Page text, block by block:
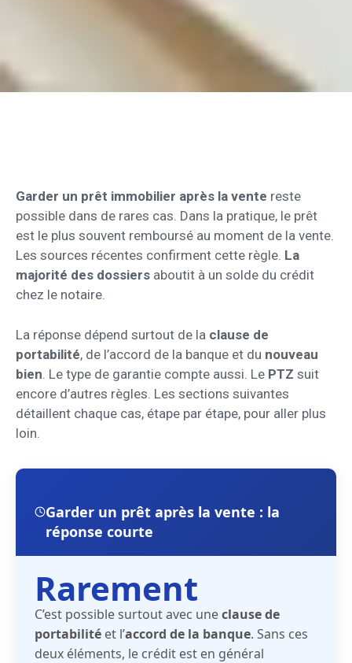
Garder un prêt immobilier après la vente reste
possible dans de rares cas. Dans la pratique, le prêt
est le plus souvent remboursé au moment de la vente.
Les sources récentes confirment cette règle. La
majorité des dossiers aboutit à un solde du crédit
chez le notaire.
La réponse dépend surtout de la clause de
portabilité, de l’accord de la banque et du nouveau
bien . Le type de garantie compte aussi. Le PTZ suit
encore d’autres règles. Les sections suivantes
détaillent chaque cas, étape par étape, pour aller plus
loin.
Garder un prêt après la vente : la
réponse courte
Rarement
C’est possible surtout avec uneclause de
portabilité et l’accord de la banque. Sans ces
deux éléments, le crédit est en général